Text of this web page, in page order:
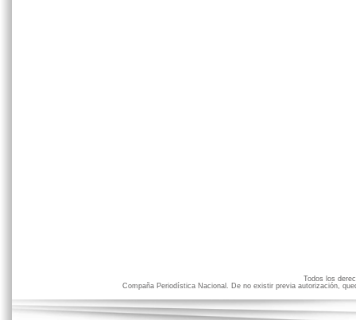
Todos los
Compaña Periodística Nacional. De no existir previa autorización,